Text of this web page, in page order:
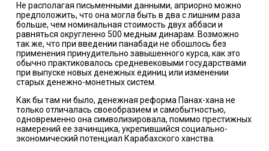
Не располагая письменными данными, априорно можно
предположить, что она могла быть в два с лишним раза
больше, чем номинальная стоимость двух аббаси и
равняться округленно 500 медным динарам. Возможно
так же, что при введении панабади не обошлось без
применения принудительно завышенного курса, как это
обычно практиковалось средневековыми государствами
при выпуске новых денежных единиц или изменении
старых денежно-монетных систем.
Как бы там ни было, денежная реформа Панах-хана не
только отличалась своеобразием и самобытностью,
одновременно она символизировала, помимо престижных
намерений ее зачинщика, укрепившийся социально-
экономический потенциал Карабахского ханства.